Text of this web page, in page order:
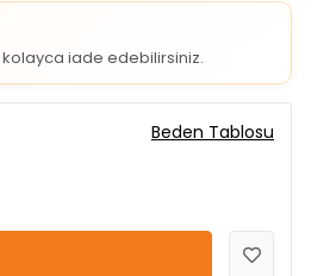
kolayca iade edebilirsiniz.
Beden Tablosu